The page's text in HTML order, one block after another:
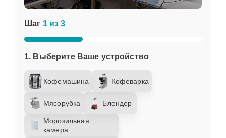
Шаг 1 из 3
1. Выберите Ваше устройство
Кофемашина Кофеварка
Мясорубка Блендер
Морозильная
камера